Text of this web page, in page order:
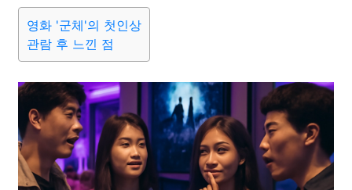
영화 '군체'의 첫인상
관람 후 느낀 점